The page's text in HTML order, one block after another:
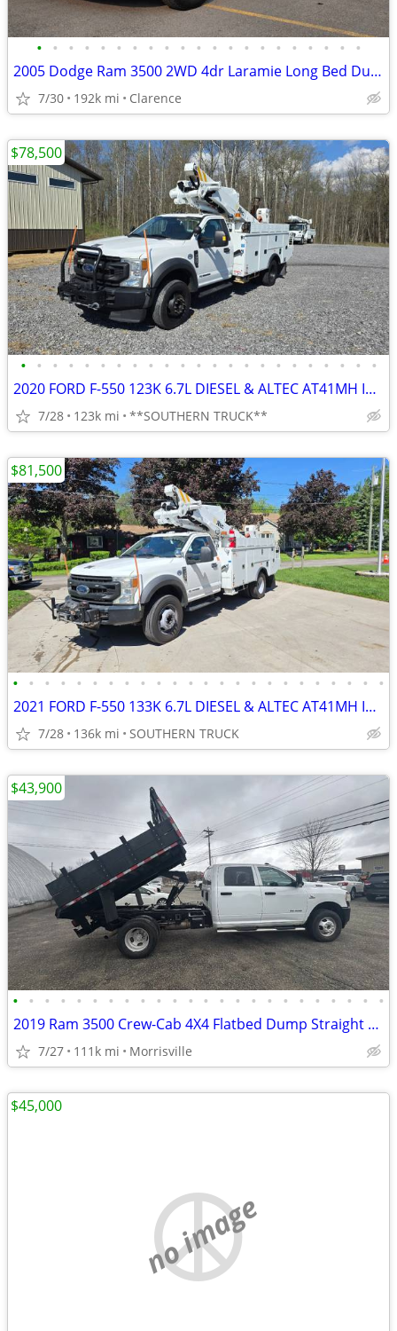
• • • • • • • • • • • • • • • • • • • • •
2005 Dodge Ram 3500 2WD 4dr Laramie Long Bed Dually
7/30 192k mi Clarence
• • • • • • • • • • • • • • • • • • • • • • •
2020 FORD F-550 123K 6.7L DIESEL & ALTEC AT41MH INSULATED BUCKET
7/28 123k mi **SOUTHERN TRUCK**
$78,500
• • • • • • • • • • • • • • • • • • • • • • • •
2021 FORD F-550 133K 6.7L DIESEL & ALTEC AT41MH INSULATED BUCKET
7/28 136k mi SOUTHERN TRUCK
$81,500
• • • • • • • • • • • • • • • • • • • • • • • •
2019 Ram 3500 Crew-Cab 4X4 Flatbed Dump Straight From Florida Finance
7/27 111k mi Morrisville
$43,900
no image
$45,000